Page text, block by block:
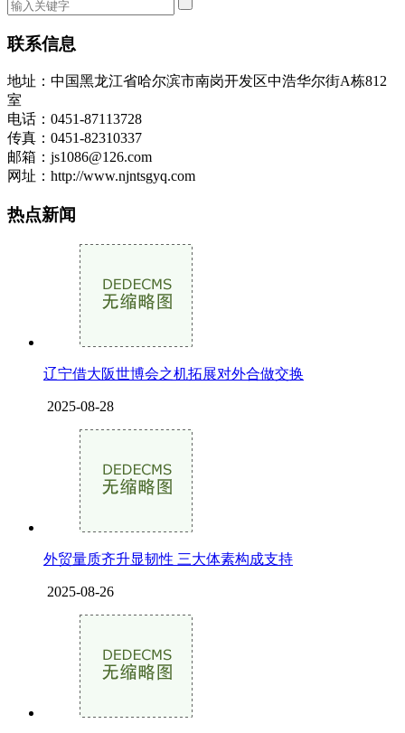
联系信息
地址：中国黑龙江省哈尔滨市南岗开发区中浩华尔街A栋812
室
电话：0451-87113728
传真：0451-82310337
邮箱：js1086@126.com
网址：http://www.njntsgyq.com
热点新闻
辽宁借大阪世博会之机拓展对外合做交换
2025-08-28
外贸量质齐升显韧性 三大体素构成支持
2025-08-26